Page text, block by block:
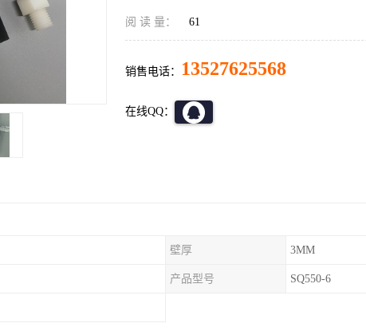
阅 读 量： 61
销售电话： 13527625568
在线QQ：
壁厚 3MM
产品型号 SQ550-6